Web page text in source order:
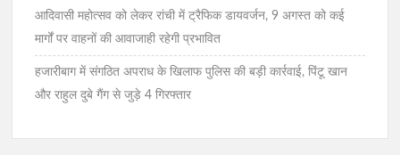
आदिवासी महोत्सव को लेकर रांची में ट्रैफिक डायवर्जन, 9 अगस्त को कई
मार्गों पर वाहनों की आवाजाही रहेगी प्रभावित
हजारीबाग में संगठित अपराध के खिलाफ पुलिस की बड़ी कार्रवाई, पिंटू खान
और राहुल दुबे गैंग से जुड़े 4 गिरफ्तार